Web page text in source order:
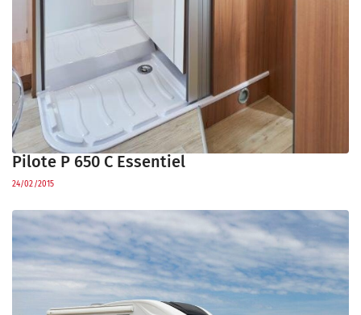
Pilote P 650 C Essentiel
24/02/2015